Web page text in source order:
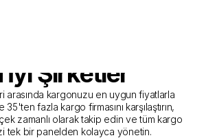
Hakkari Kargo
Hizmeti Sunan
İyi Şirketler
arasında kargonuzu en uygun fiyatlarla
fazla kargo firmasını karşılaştırın,
zamanlı olarak takip edin ve tüm kargo
tek bir panelden kolayca yönetin.